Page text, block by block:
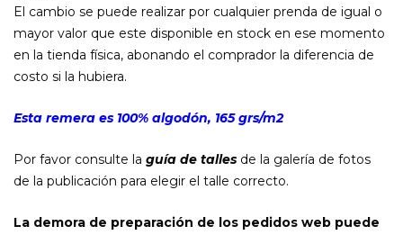
El cambio se puede realizar por cualquier prenda de igual o
mayor valor que este disponible en stock en ese momento
en la tienda física, abonando el comprador la diferencia de
costo si la hubiera.
Esta remera es 100% algodón, 165 grs/m2
Por favor consulte la guía de talles de la galería de fotos
de la publicación para elegir el talle correcto.
La demora de preparación de los pedidos web puede